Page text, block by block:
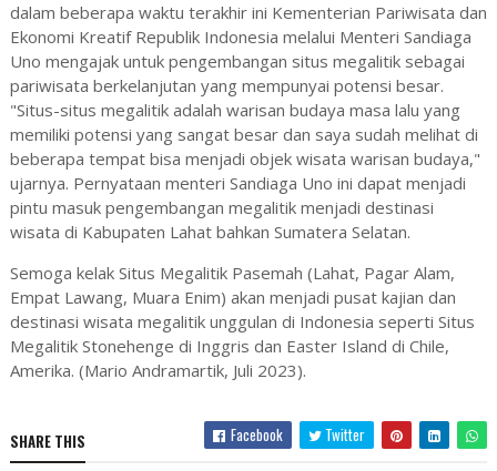
dalam beberapa waktu terakhir ini Kementerian Pariwisata dan
Ekonomi Kreatif Republik Indonesia melalui Menteri Sandiaga
Uno mengajak untuk pengembangan situs megalitik sebagai
pariwisata berkelanjutan yang mempunyai potensi besar.
"Situs-situs megalitik adalah warisan budaya masa lalu yang
memiliki potensi yang sangat besar dan saya sudah melihat di
beberapa tempat bisa menjadi objek wisata warisan budaya,"
ujarnya. Pernyataan menteri Sandiaga Uno ini dapat menjadi
pintu masuk pengembangan megalitik menjadi destinasi
wisata di Kabupaten Lahat bahkan Sumatera Selatan.
Semoga kelak Situs Megalitik Pasemah (Lahat, Pagar Alam,
Empat Lawang, Muara Enim) akan menjadi pusat kajian dan
destinasi wisata megalitik unggulan di Indonesia seperti Situs
Megalitik Stonehenge di Inggris dan Easter Island di Chile,
Amerika. (Mario Andramartik, Juli 2023).
SHARE THIS Facebook Twitter